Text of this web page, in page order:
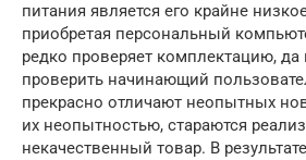
питания является его крайне
приобретая персональный
редко проверяет комплектацию,
проверить начинающий
прекрасно отличают неопытных
их неопытностью, стараются
некачественный товар. В